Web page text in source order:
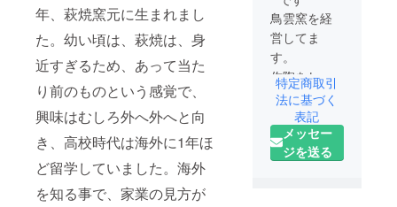
年、萩焼窯元に生まれまし
た。幼い頃は、萩焼は、身
近すぎるため、あって当た
り前のものという感覚で、
興味はむしろ外へ外へと向
き、高校時代は海外に1年ほ
ど留学していました。海外
を知る事で、家業の見方が
鳥雲窯を経
営してま
す。
作陶をしな
がら、イン
バウンド向
けのワーク
ショップ、
特定商取引
法に基づく
表記
メッセー
ジを送る